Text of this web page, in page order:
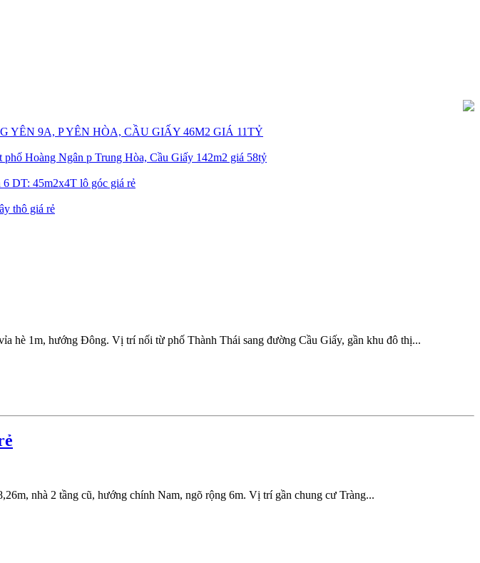
YÊN 9A, P YÊN HÒA, CẦU GIẤY 46M2 GIÁ 11TỶ
phố Hoàng Ngân p Trung Hòa, Cầu Giấy 142m2 giá 58tỷ
DT: 45m2x4T lô góc giá rẻ
thô giá rẻ
hè 1m, hướng Đông. Vị trí nối từ phố Thành Thái sang đường Cầu Giấy, gần khu đô thị...
nhà 2 tầng cũ, hướng chính Nam, ngõ rộng 6m. Vị trí gần chung cư Tràng...